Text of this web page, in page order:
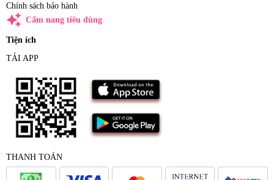
Chính sách bảo hành
auto_awesome Cẩm nang tiêu dùng
Tiện ích
TẢI APP
THANH TOÁN